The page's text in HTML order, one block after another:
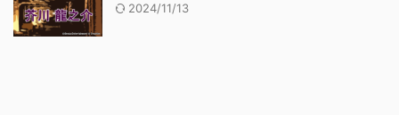
2024/11/13